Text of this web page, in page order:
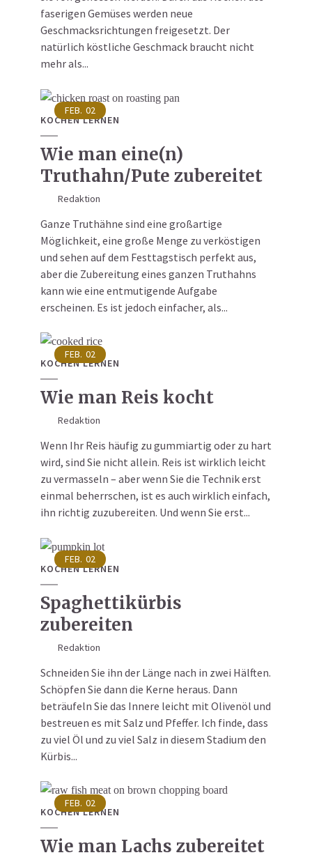
faserigen Gemüses werden neue
Geschmacksrichtungen freigesetzt. Der
natürlich köstliche Geschmack braucht nicht
mehr als...
FEB. 02
KOCHEN LERNEN
Wie man eine(n)
Truthahn/Pute zubereitet
Redaktion
Ganze Truthähne sind eine großartige
Möglichkeit, eine große Menge zu verköstigen
und sehen auf dem Festtagstisch perfekt aus,
aber die Zubereitung eines ganzen Truthahns
kann wie eine entmutigende Aufgabe
erscheinen. Es ist jedoch einfacher, als...
FEB. 02
KOCHEN LERNEN
Wie man Reis kocht
Redaktion
Wenn Ihr Reis häufig zu gummiartig oder zu hart
wird, sind Sie nicht allein. Reis ist wirklich leicht
zu vermasseln – aber wenn Sie die Technik erst
einmal beherrschen, ist es auch wirklich einfach,
ihn richtig zuzubereiten. Und wenn Sie erst...
FEB. 02
KOCHEN LERNEN
Spaghettikürbis
zubereiten
Redaktion
Schneiden Sie ihn der Länge nach in zwei Hälften.
Schöpfen Sie dann die Kerne heraus. Dann
beträufeln Sie das Innere leicht mit Olivenöl und
bestreuen es mit Salz und Pfeffer. Ich finde, dass
zu viel Öl und zu viel Salz in diesem Stadium den
Kürbis...
FEB. 02
KOCHEN LERNEN
Wie man Lachs zubereitet